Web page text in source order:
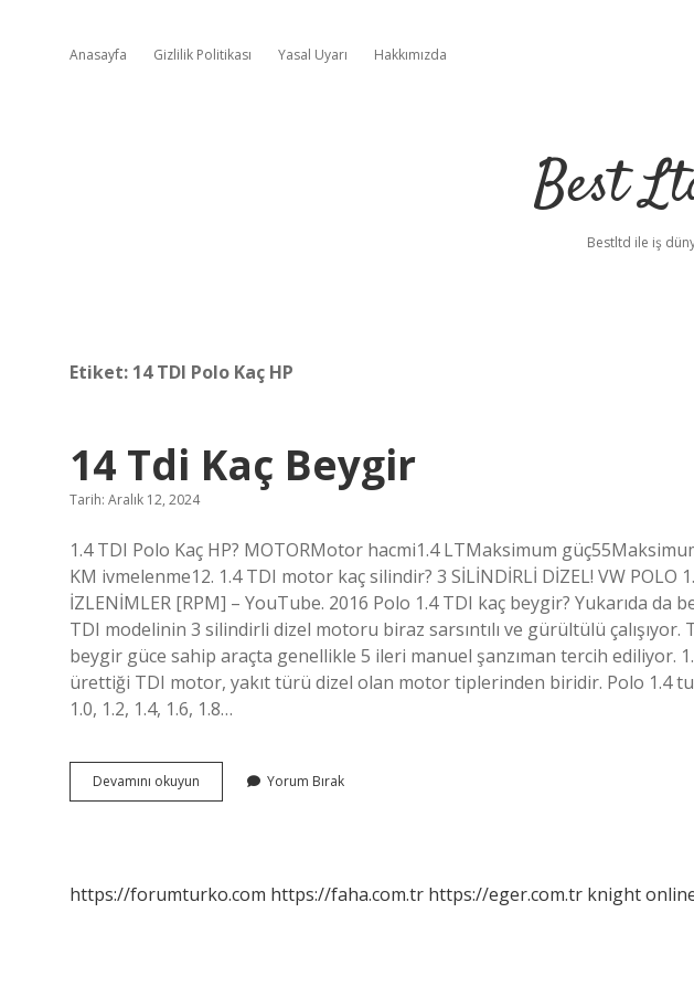
Anasayfa Gizlilik Politikası Yasal Uyarı Hakkımızda
Best
Bestltd ile iş
Etiket: 14 TDI Polo Kaç HP
14 Tdi Kaç Beygir
Tarih: Aralık 12, 2024
1.4 TDI Polo Kaç HP? MOTORMotor hacmi1.4 LTMaksimum
KM ivmelenme12. 1.4 TDI motor kaç silindir? 3 SİLİNDİRLİ DİZEL! VW POLO
İZLENİMLER [RPM] – YouTube. 2016 Polo 1.4 TDI kaç beygir? Yukarıda
TDI modelinin 3 silindirli dizel motoru biraz sarsıntılı ve gürültülü
beygir güce sahip araçta genellikle 5 ileri manuel şanzıman tercih ediliyor.
ürettiği TDI motor, yakıt türü dizel olan motor tiplerinden biridir. Polo 1.4
1.0, 1.2, 1.4, 1.6, 1.8…
Devamını okuyun
Tdi
Yorum Bırak
https://forumturko.com https://faha.com.tr https://eger.com.tr knight